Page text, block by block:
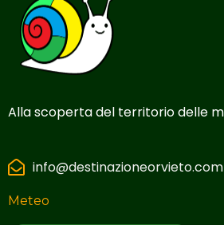
Alla scoperta del territorio delle
info@destinazioneorvieto.com
Meteo